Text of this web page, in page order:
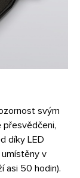
svým
přesvědčeni,
díky LED
v
asi 50 hodin).